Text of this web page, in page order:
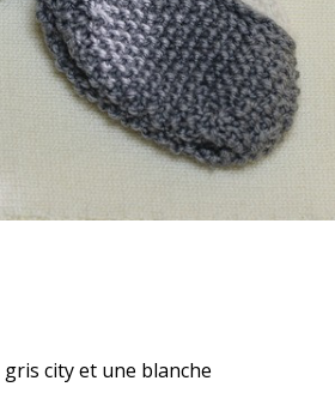
gris city et une blanche